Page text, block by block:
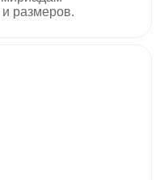
размеров.